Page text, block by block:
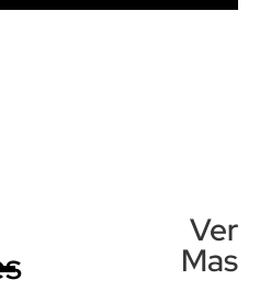
Ver
Mas